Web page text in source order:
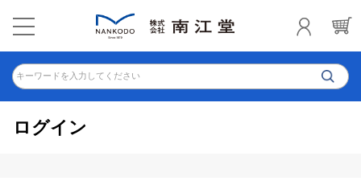
キーワードを入力してください
ログイン